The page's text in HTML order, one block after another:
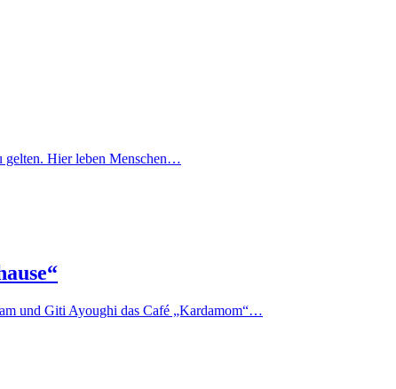
gelten. Hier leben Menschen…
und Giti Ayoughi das Café „Kardamom“…